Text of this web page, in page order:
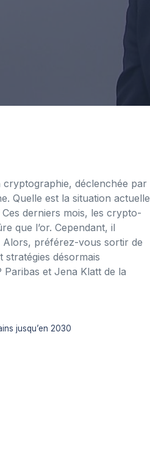
cryptographie, déclenchée par
Quelle est la situation actuelle
derniers mois, les crypto-
que l’or. Cependant, il
Alors, préférez-vous sortir de
désormais
et Jena Klatt de la
jusqu’en 2030